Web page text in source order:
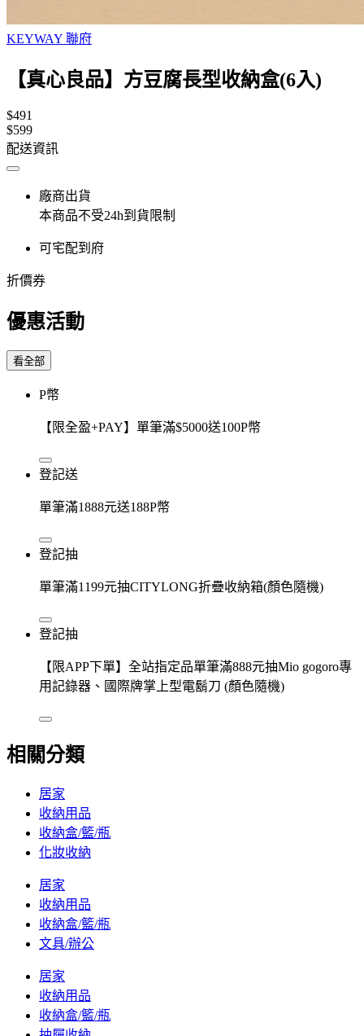
KEYWAY 聯府
【真心良品】方豆腐長型收納盒(6入)
$491
$599
配送資訊
廠商出貨
本商品不受24h到貨限制
可宅配到府
折價券
優惠活動
看全部
P幣
【限全盈+PAY】單筆滿$5000送100P幣
登記送
單筆滿1888元送188P幣
登記抽
單筆滿1199元抽CITYLONG折疊收納箱(顏色隨機)
登記抽
【限APP下單】全站指定品單筆滿888元抽Mio gogoro專
用記錄器、國際牌掌上型電鬍刀 (顏色隨機)
相關分類
居家
收納用品
收納盒/籃/瓶
化妝收納
居家
收納用品
收納盒/籃/瓶
文具/辦公
居家
收納用品
收納盒/籃/瓶